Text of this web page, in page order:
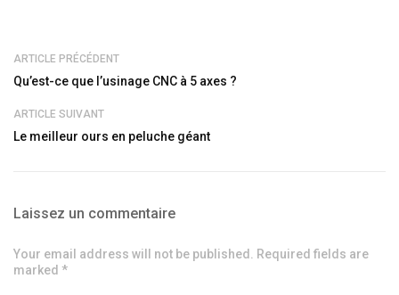
ARTICLE PRÉCÉDENT
Qu’est-ce que l’usinage CNC à 5 axes ?
ARTICLE SUIVANT
Le meilleur ours en peluche géant
Laissez un commentaire
Your email address will not be published. Required fields are
marked *